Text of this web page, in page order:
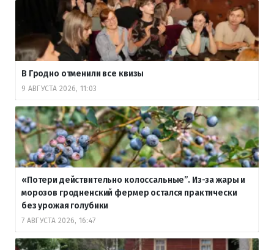
В Гродно отменили все квизы
9 АВГУСТА 2026, 11:03
«Потери действительно колоссальные”. Из-за жары и
морозов гродненский фермер остался практически
без урожая голубики
7 АВГУСТА 2026, 16:47